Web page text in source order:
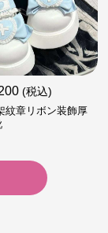
(税込)
紋章リボン装飾厚